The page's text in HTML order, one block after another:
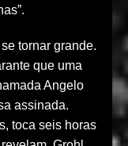
tornar grande.
que uma
Angelo
assinada.
toca seis horas